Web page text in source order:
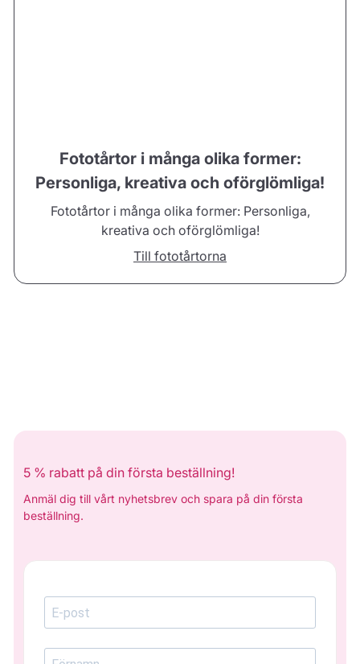
Fototårtor i många olika former:
Personliga, kreativa och oförglömliga!
Fototårtor i många olika former: Personliga,
kreativa och oförglömliga!
Till fototårtorna
5 % rabatt på din första beställning!
Anmäl dig till vårt nyhetsbrev och spara på din första
beställning.